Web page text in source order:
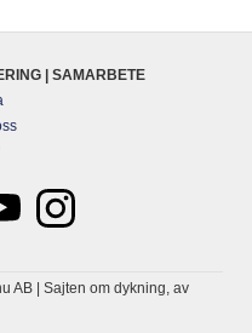
| SAMARBETE
AB | Sajten om dykning, av